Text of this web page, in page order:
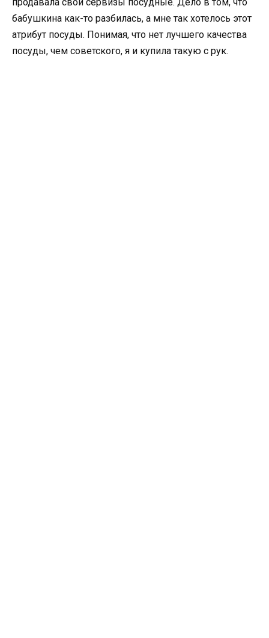
бабушкина как-то разбилась, а мне так хотелось этот
атрибут посуды. Понимая, что нет лучшего качества
посуды, чем советского, я и купила такую с рук.